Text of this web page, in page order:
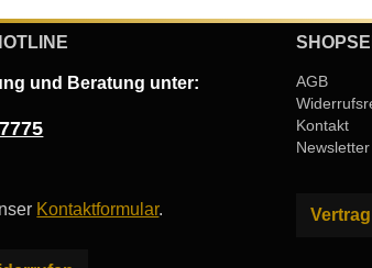
und Beratung unter:
Kontaktformular.
AGB
Kontakt
Newsletter